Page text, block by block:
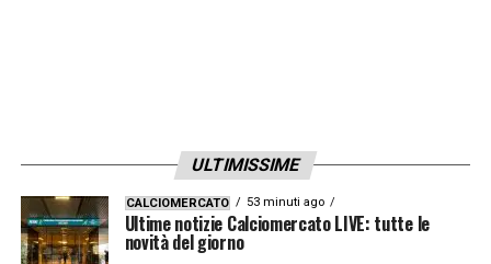
ULTIMISSIME
CALCIOMERCATO 53 minuti ago
Ultime notizie Calciomercato LIVE: tutte le
novità del giorno